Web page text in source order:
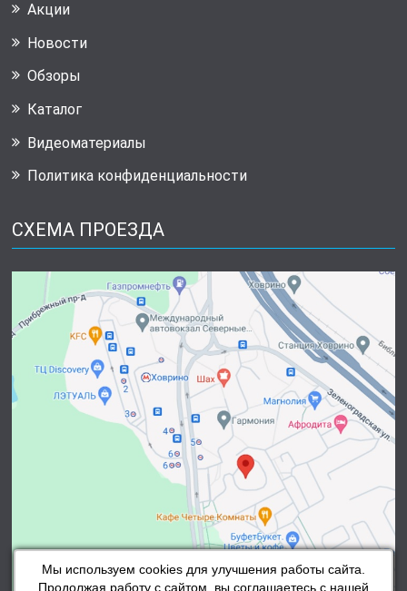
Мы используем cookies для улучшения работы сайта.
Продолжая работу с сайтом, вы соглашаетесь с нашей
Акции
Новости
Обзоры
Каталог
Видеоматериалы
Политика конфиденциальности
СХЕМА ПРОЕЗДА